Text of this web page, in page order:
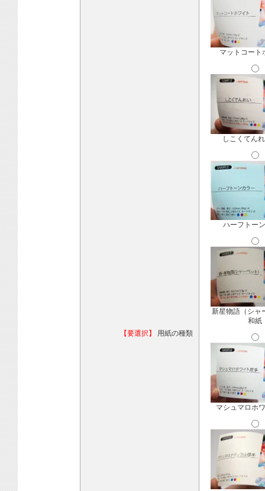
【要選択】 用紙の種類
マットコート
しこくてん
ハーフトー
新星物語（シャ
和紙
マシュマロホ